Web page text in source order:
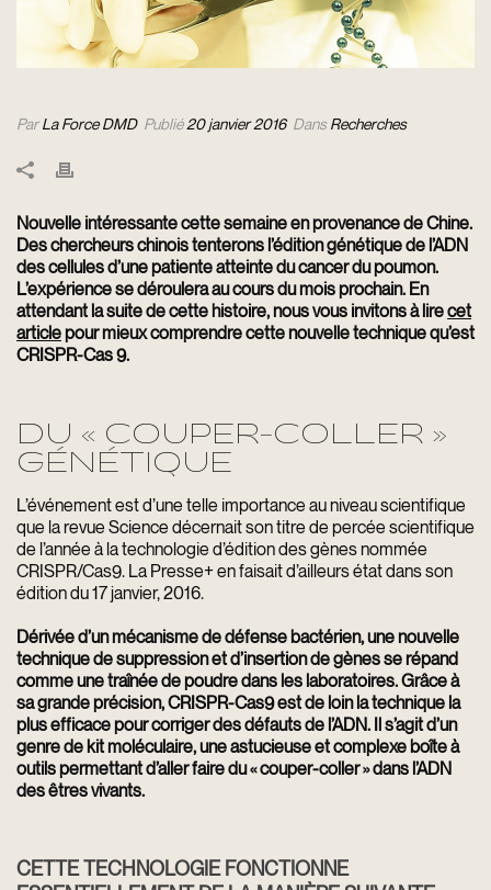
ParLa Force DMD Publié20 janvier 2016 DansRecherches
Nouvelle intéressante cette semaine en provenance de Chine.
Des chercheurs chinois tenterons l’édition génétique de l’ADN
des cellules d’une patiente atteinte du cancer du poumon.
L’expérience se déroulera au cours du mois prochain. En
attendant la suite de cette histoire, nous vous invitons à lirecet
articlepour mieux comprendre cette nouvelle technique qu’est
CRISPR-Cas 9.
DU « COUPER-COLLER »
GÉNÉTIQUE
L’événement est d’une telle importance au niveau scientifique
que la revue Science décernait son titre depercée scientifique
de l’annéeà la technologie d’édition des gènes nommée
CRISPR/Cas9. La Presse+ en faisait d’ailleurs état dans son
édition du 17 janvier, 2016.
Dérivée d’un mécanisme de défense bactérien, une nouvelle
technique de suppression et d’insertion de gènes se répand
comme une traînée de poudre dans les laboratoires. Grâce à
sa grande précision, CRISPR-Cas9 est de loin la technique la
plus efficace pour corriger des défauts de l’ADN. Il s’agit d’un
genre de kit moléculaire, une astucieuse et complexe boîte à
outils permettant d’aller faire du « couper-coller » dans l’ADN
des êtres vivants.
CETTE TECHNOLOGIE FONCTIONNE